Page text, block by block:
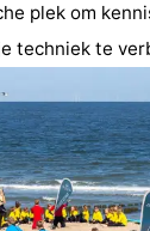
plek om
techniek te